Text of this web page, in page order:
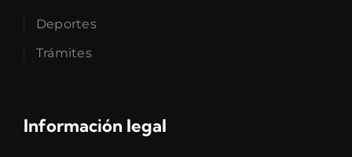
Deportes
Trámites
Información legal